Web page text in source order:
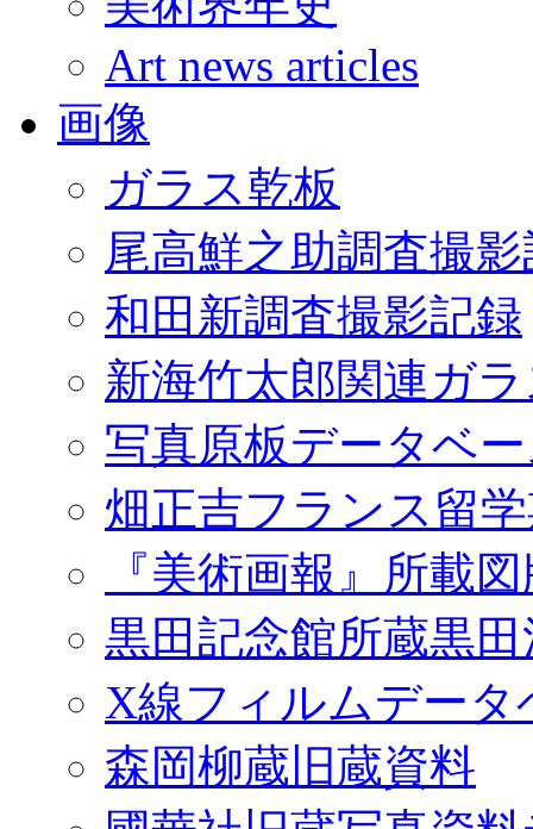
Art news articles
画像
ガラス乾板
尾高鮮之助調査撮
和田新調査撮影記録
新海竹太郎関連ガ
写真原板データベ
畑正吉フランス留
『美術画報』所載
黒田記念館所蔵黒
X線フィルムデータ
森岡柳蔵旧蔵資料